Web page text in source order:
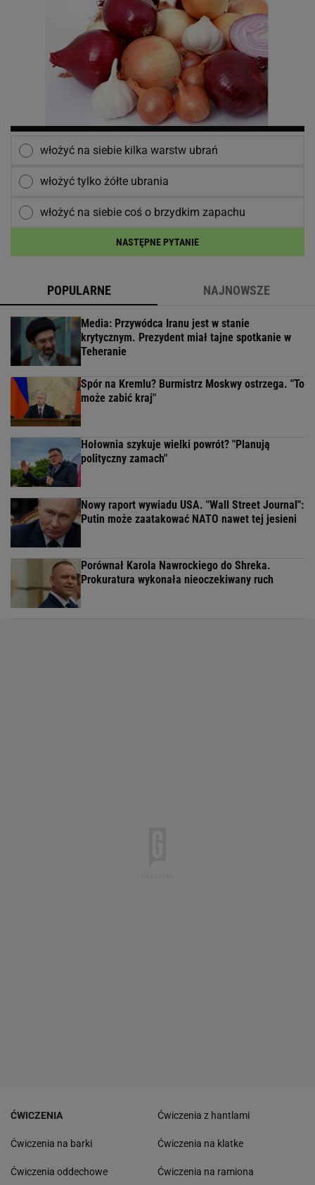
włożyć na siebie kilka warstw ubrań
włożyć tylko żółte ubrania
włożyć na siebie coś o brzydkim zapachu
NASTĘPNE PYTANIE
POPULARNE NAJNOWSZE
Media: Przywódca Iranu jest w stanie
krytycznym. Prezydent miał tajne spotkanie w
Teheranie
Spór na Kremlu? Burmistrz Moskwy ostrzega. "To
może zabić kraj"
Hołownia szykuje wielki powrót? "Planują
polityczny zamach"
Nowy raport wywiadu USA. "Wall Street Journal":
Putin może zaatakować NATO nawet tej jesieni
Porównał Karola Nawrockiego do Shreka.
Prokuratura wykonała nieoczekiwany ruch
ĆWICZENIA
Ćwiczenia na barki
Ćwiczenia oddechowe
Ćwiczenia z hantlami
Ćwiczenia na klatke
Ćwiczenia na ramiona